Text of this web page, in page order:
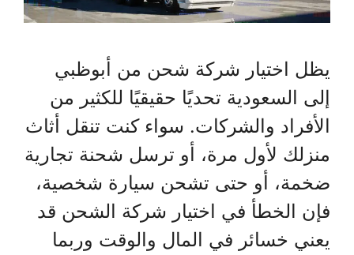
يظل اختيار شركة شحن من أبوظبي
إلى السعودية تحديًا حقيقيًا للكثير من
الأفراد والشركات. سواء كنت تنقل أثاث
منزلك لأول مرة، أو ترسل شحنة تجارية
ضخمة، أو حتى تشحن سيارة شخصية،
فإن الخطأ في اختيار شركة الشحن قد
يعني خسائر في المال والوقت وربما